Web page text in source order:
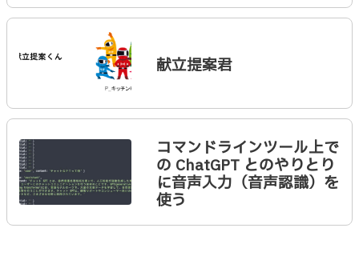
献立提案君
コマンドラインツール上で
の ChatGPT とのやりとり
に音声入力（音声認識）を
使う